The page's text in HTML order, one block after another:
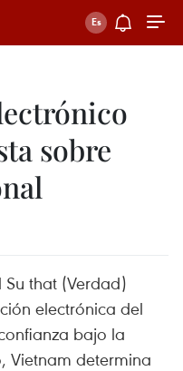
sobre
that (Verdad)
electrónica del
bajo la
Vietnam determina